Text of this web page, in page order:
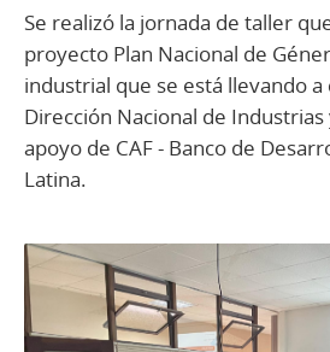
Se realizó la jornada de taller
proyecto Plan Nacional de
industrial que se está llevando a
Dirección Nacional de
apoyo de CAF - Banco de
Latina.